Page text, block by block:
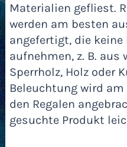
Materialien gefliest.
werden am besten
angefertigt, die keine
aufnehmen, z. B. aus
Sperrholz, Holz oder
Beleuchtung wird
den Regalen
gesuchte Produkt